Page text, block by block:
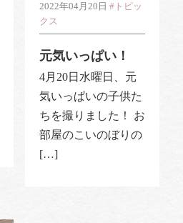
2022年04月20日#トピッ
クス
元気いっぱい！
4月20日水曜日、元
気いっぱいの子供た
ちを撮りました！ お
部屋のこいのぼりの
[…]